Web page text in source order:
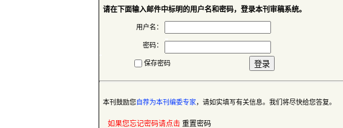
请在下面输入邮件中标明的用户名和密码，登录本刊审稿系统。
用户名：
密码：
保存密码